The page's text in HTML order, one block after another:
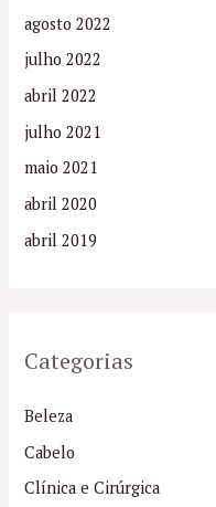
agosto 2022
julho 2022
abril 2022
julho 2021
maio 2021
abril 2020
abril 2019
Categorias
Beleza
Cabelo
Clínica e Cirúrgica